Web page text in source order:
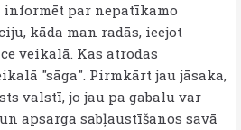
informēt par nepatīkamo
kāda man radās, ieejot
veikalā. Kas atrodas
"sāga". Pirmkārt jau jāsaka,
valstī, jo jau pa gabalu var
apsarga sabļaustīšanos savā